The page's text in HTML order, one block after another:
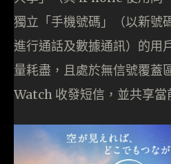
獨立「手機號碼」（以新
進行通話及數據通訊）的用
量耗盡，且處於無信號覆蓋
Watch 收發短信，並共享當